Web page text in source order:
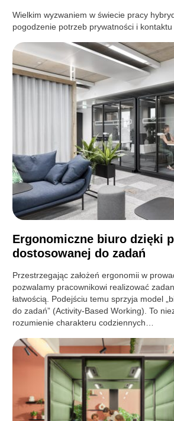
Wielkim wyzwaniem w świecie pracy
pogodzenie potrzeb prywatności i kontaktu
Ergonomiczne biuro dzięki
dostosowanej do zadań
Przestrzegając założeń ergonomii w
pozwalamy pracownikowi realizować
łatwością. Podejściu temu sprzyja model
do zadań” (Activity-Based Working). To
rozumienie charakteru codziennych…